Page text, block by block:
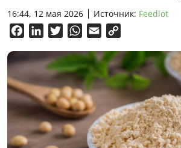
16:44, 12 мая 2026 Источник: Feedlot
FacebookLinkedInTwitterWhatsApp
Email